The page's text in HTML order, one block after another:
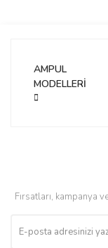
AMPUL
MODELLERİ
Fırsatları, kampanya